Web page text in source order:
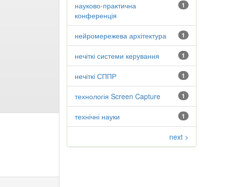
1
науково-практична
конференція
1
нейромережева архітектура
1
нечіткі системи керування
1
нечіткі СППР
1
технологія Screen Capture
1
технічні науки
next >